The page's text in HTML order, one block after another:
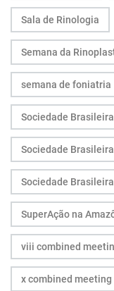
Sala de Rinologia
Semana da
semana de foniatria
Sociedade
Sociedade
Sociedade
SuperAção na
viii combined
x combined meeting